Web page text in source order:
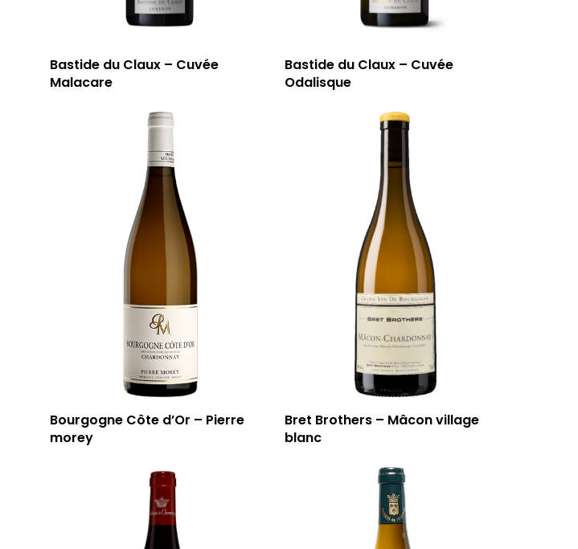
Bastide du Claux – Cuvée
Malacare
Bastide du Claux – Cuvée
Odalisque
Bourgogne Côte d’Or – Pierre
morey
Bret Brothers – Mâcon village
blanc